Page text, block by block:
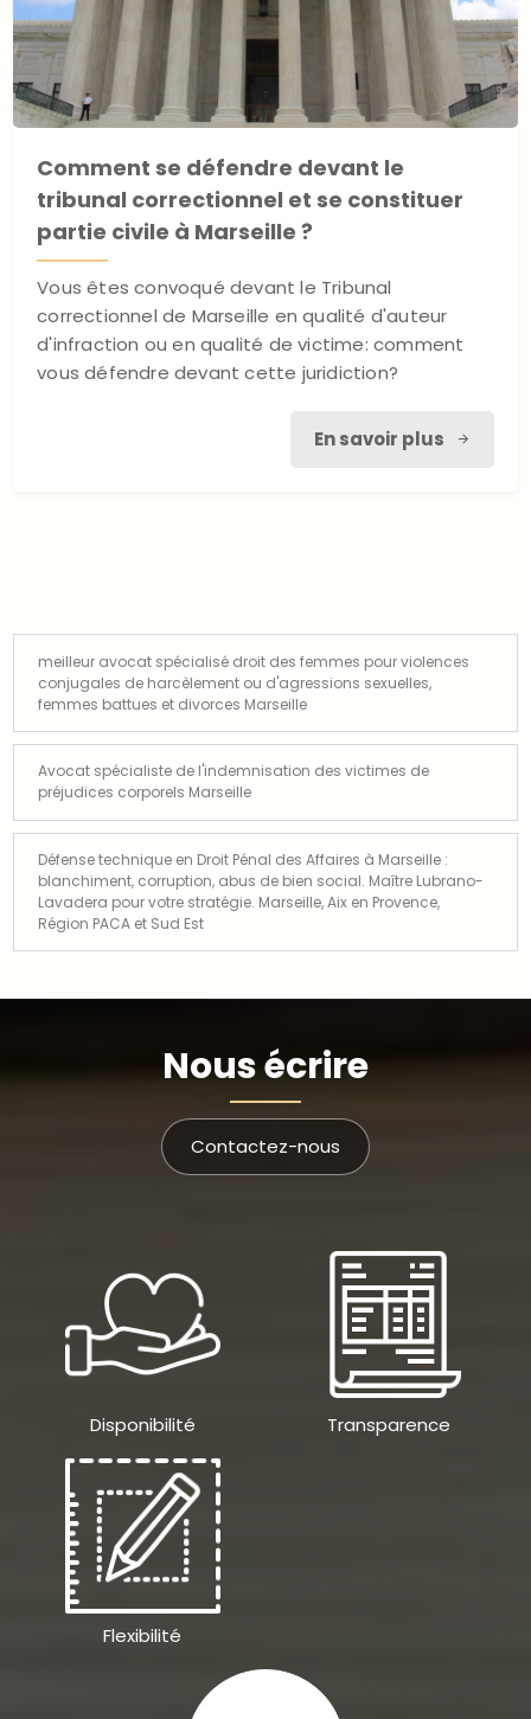
Comment se défendre devant le
tribunal correctionnel et se constituer
partie civile à Marseille ?
Vous êtes convoqué devant le Tribunal
correctionnel de Marseille en qualité d'auteur
d'infraction ou en qualité de victime: comment
vous défendre devant cette juridiction?
En savoir plus
meilleur avocat spécialisé droit des femmes pour violences
conjugales de harcèlement ou d'agressions sexuelles,
femmes battues et divorces Marseille
Avocat spécialiste de l'indemnisation des victimes de
préjudices corporels Marseille
Défense technique en Droit Pénal des Affaires à Marseille :
blanchiment, corruption, abus de bien social. Maître Lubrano-
Lavadera pour votre stratégie. Marseille, Aix en Provence,
Région PACA et Sud Est
Nous écrire
Contactez-nous
Disponibilité Transparence
Flexibilité